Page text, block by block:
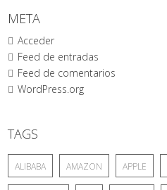
META
Acceder
Feed de entradas
Feed de comentarios
WordPress.org
TAGS
ALIBABA AMAZON APPLE